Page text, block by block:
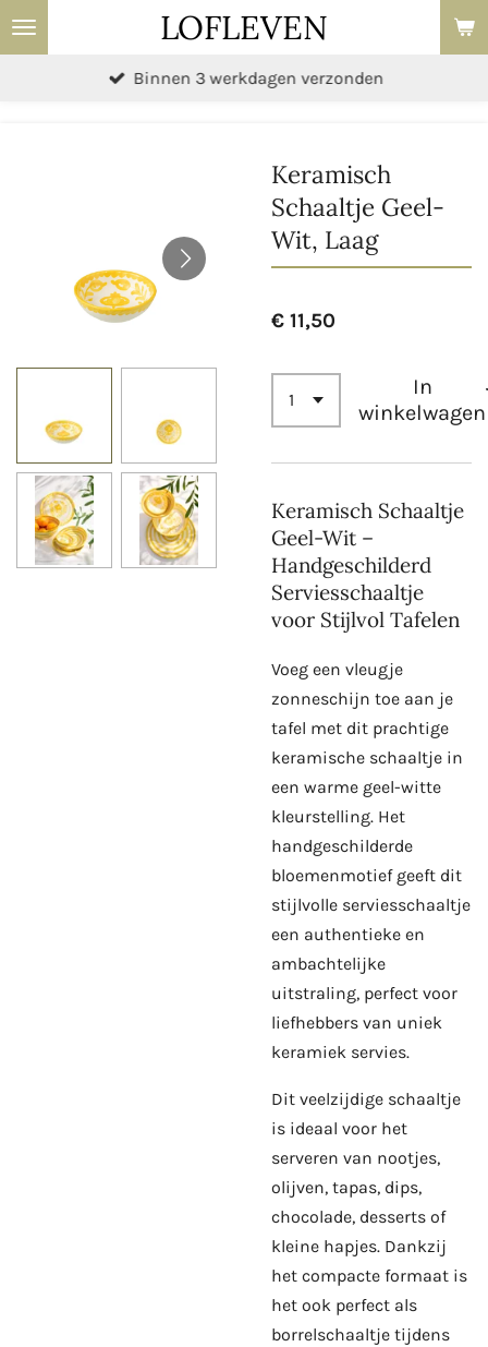
Ga
direct
LOFLEVEN
Binnen 3 werkdagen verzonden
Keramisch
Schaaltje Geel-
Wit, Laag
€ 11,50
In
winkelwagen
Keramisch Schaaltje
Geel-Wit –
Handgeschilderd
Serviesschaaltje
voor Stijlvol Tafelen
Voeg een vleugje
zonneschijn toe aan je
tafel met dit prachtige
keramische schaaltje in
een warme geel-witte
kleurstelling. Het
handgeschilderde
bloemenmotief geeft dit
stijlvolle serviesschaaltje
een authentieke en
ambachtelijke
uitstraling, perfect voor
liefhebbers van uniek
keramiek servies.
Dit veelzijdige schaaltje
is ideaal voor het
serveren van nootjes,
olijven, tapas, dips,
chocolade, desserts of
kleine hapjes. Dankzij
het compacte formaat is
het ook perfect als
borrelschaaltje tijdens